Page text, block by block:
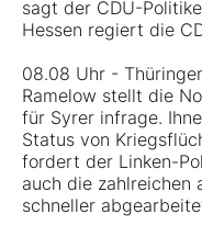
sagt der CDU-
Hessen regiert die
08.08 Uhr -
Ramelow stellt die
für Syrer infrage.
Status von
fordert der Linken-
auch die zahlreichen
schneller